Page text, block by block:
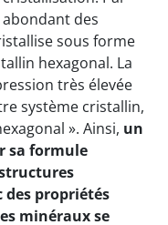
des
sous forme
hexagonal. La
très élevée
système cristallin,
». Ainsi, un
sa formule
propriétés
minéraux se